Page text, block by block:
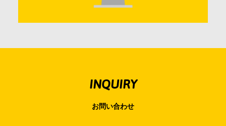
INQUIRY
お問い合わせ